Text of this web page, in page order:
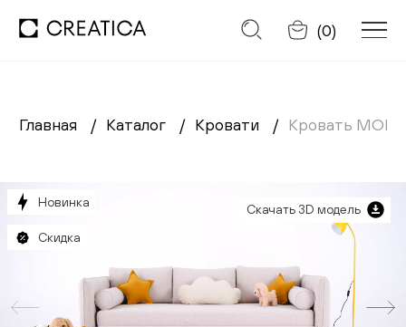
Отменить
(0)
Заказать обратный звонок
Каталог
Диваны
Кровати
Главная Каталог Кровати Кровать
Новинка
Скидка
Скачать 3D модель